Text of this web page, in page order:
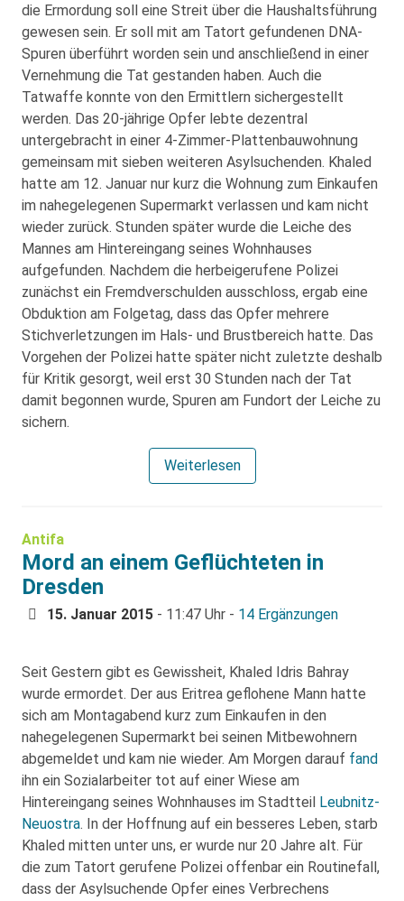
die Ermordung soll eine Streit über die Haushaltsführung
gewesen sein. Er soll mit am Tatort gefundenen DNA-
Spuren überführt worden sein und anschließend in einer
Vernehmung die Tat gestanden haben. Auch die
Tatwaffe konnte von den Ermittlern sichergestellt
werden. Das 20-jährige Opfer lebte dezentral
untergebracht in einer 4-Zimmer-Plattenbauwohnung
gemeinsam mit sieben weiteren Asylsuchenden. Khaled
hatte am 12. Januar nur kurz die Wohnung zum Einkaufen
im nahegelegenen Supermarkt verlassen und kam nicht
wieder zurück. Stunden später wurde die Leiche des
Mannes am Hintereingang seines Wohnhauses
aufgefunden. Nachdem die herbeigerufene Polizei
zunächst ein Fremdverschulden ausschloss, ergab eine
Obduktion am Folgetag, dass das Opfer mehrere
Stichverletzungen im Hals- und Brustbereich hatte. Das
Vorgehen der Polizei hatte später nicht zuletzte deshalb
für Kritik gesorgt, weil erst 30 Stunden nach der Tat
damit begonnen wurde, Spuren am Fundort der Leiche zu
sichern.
Weiterlesen
Antifa
Mord an einem Geflüchteten in
Dresden
15. Januar 2015 - 11:47 Uhr - 14 Ergänzungen
Seit Gestern gibt es Gewissheit, Khaled Idris Bahray
wurde ermordet. Der aus Eritrea geflohene Mann hatte
sich am Montagabend kurz zum Einkaufen in den
nahegelegenen Supermarkt bei seinen Mitbewohnern
abgemeldet und kam nie wieder. Am Morgen darauf fand
ihn ein Sozialarbeiter tot auf einer Wiese am
Hintereingang seines Wohnhauses im Stadtteil Leubnitz-
Neuostra. In der Hoffnung auf ein besseres Leben, starb
Khaled mitten unter uns, er wurde nur 20 Jahre alt. Für
die zum Tatort gerufene Polizei offenbar ein Routinefall,
dass der Asylsuchende Opfer eines Verbrechens